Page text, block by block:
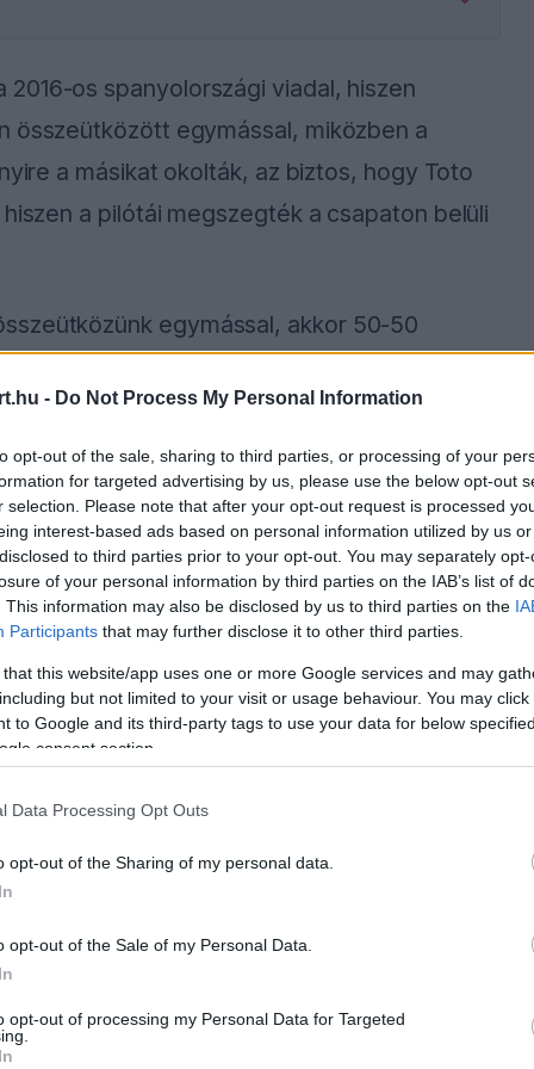
- Do Not Process My Personal Information
opt-out of the sale, sharing to third parties, or processing of your
for targeted advertising by us, please use the below opt-out
selection. Please note that after your opt-out request is processed
interest-based ads based on personal information utilized by us
to third parties prior to your opt-out. You may separately
of your personal information by third parties on the IAB’s list of
This information may also be disclosed by us to third parties on the
Participants that may further disclose it to other third parties.
that this website/app uses one or more Google services and may
but not limited to your visit or usage behaviour. You may
to Google and its third-party tags to use your data for below
consent section.
Data Processing Opt Outs
opt-out of the Sharing of my personal data.
opt-out of the Sale of my Personal Data.
opt-out of processing my Personal Data for Targeted
os spanyolországi viadal, hiszen
összeütközött egymással, miközben a
a másikat okolták, az biztos, hogy Toto
a pilótái megszegték a csapaton belüli
egymással, akkor 50-50
Barcelonában pontosan ez történt. 360
aSkynak Rosberg. Ebből tehát
voltak, hiába nem történt nagy
jön ki euróban vagy dollárban, ami persze
the server or network failed or because the
not supported.